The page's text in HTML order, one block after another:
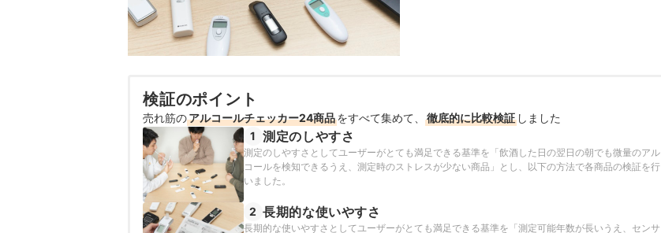
検証のポイント
売れ筋のアルコールチェッカー24商品をすべて集めて、 徹底的に比較検証 しました
1 測定のしやすさ
測定のしやすさとしてユーザーがとても満足できる基準を「飲酒した日の翌日の朝でも微量のアル
コールを検知できるうえ、測定時のストレスが少ない商品」とし、以下の方法で各商品の検証を行
いました。
2 長期的な使いやすさ
長期的な使いやすさとしてユーザーがとても満足できる基準を「測定可能年数が長いうえ、センサ